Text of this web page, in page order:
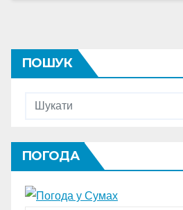
ПОШУК
ПОГОДА